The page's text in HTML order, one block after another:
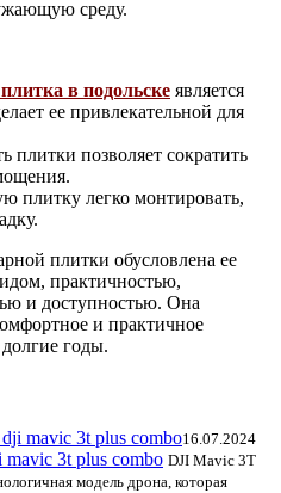
среду.
в подольске является
ее привлекательной для
плитки позволяет сократить
плитку легко монтировать,
плитки обусловлена ее
практичностью,
и доступностью. Она
и практичное
годы.
16.07.2024
3t plus combo DJI Mavic 3T
модель дрона, которая